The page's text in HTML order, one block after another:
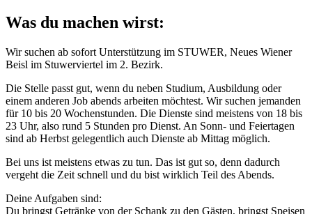
Was du machen wirst:
Wir suchen ab sofort Unterstützung im STUWER, Neues Wiener
Beisl im Stuwerviertel im 2. Bezirk.
Die Stelle passt gut, wenn du neben Studium, Ausbildung oder
einem anderen Job abends arbeiten möchtest. Wir suchen jemanden
für 10 bis 20 Wochenstunden. Die Dienste sind meistens von 18 bis
23 Uhr, also rund 5 Stunden pro Dienst. An Sonn- und Feiertagen
sind ab Herbst gelegentlich auch Dienste ab Mittag möglich.
Bei uns ist meistens etwas zu tun. Das ist gut so, denn dadurch
vergeht die Zeit schnell und du bist wirklich Teil des Abends.
Deine Aufgaben sind:
Du bringst Getränke von der Schank zu den Gästen, bringst Speisen